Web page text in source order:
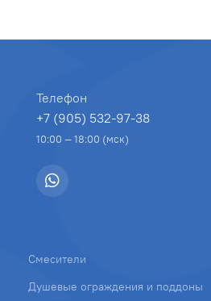
Смесители
Душевые ограждения и поддоны
Телефон
+7 (905) 532-97-38
10:00 — 18:00 (мск)